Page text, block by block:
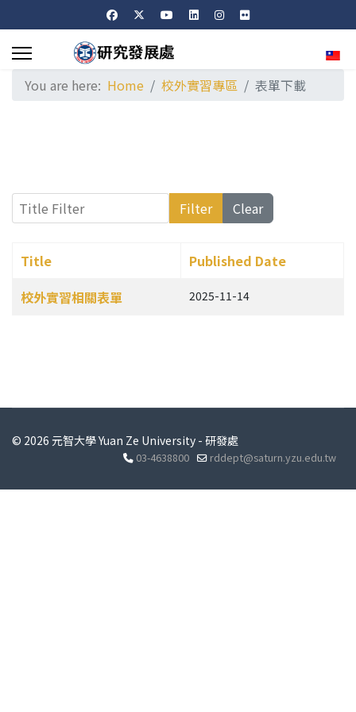
You are here: Home 校外實習專區 表單下載
Title Filter Filter Clear
Articles
Title
Published Date
校外實習相關表單
2025-11-14
© 2026 元智大學 Yuan Ze University - 研發處
03-4638800 rddept@saturn.yzu.edu.tw